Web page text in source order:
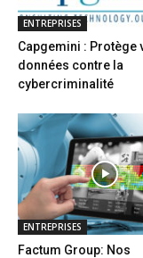
ENTREPRISES
Capgemini : Protège
données contre la
cybercriminalité
ENTREPRISES
Factum Group: Nos